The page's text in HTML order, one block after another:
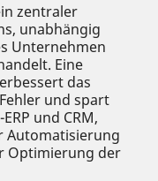
zentraler
unabhängig
Unternehmen
Eine
das
und spart
und CRM,
Automatisierung
Optimierung der